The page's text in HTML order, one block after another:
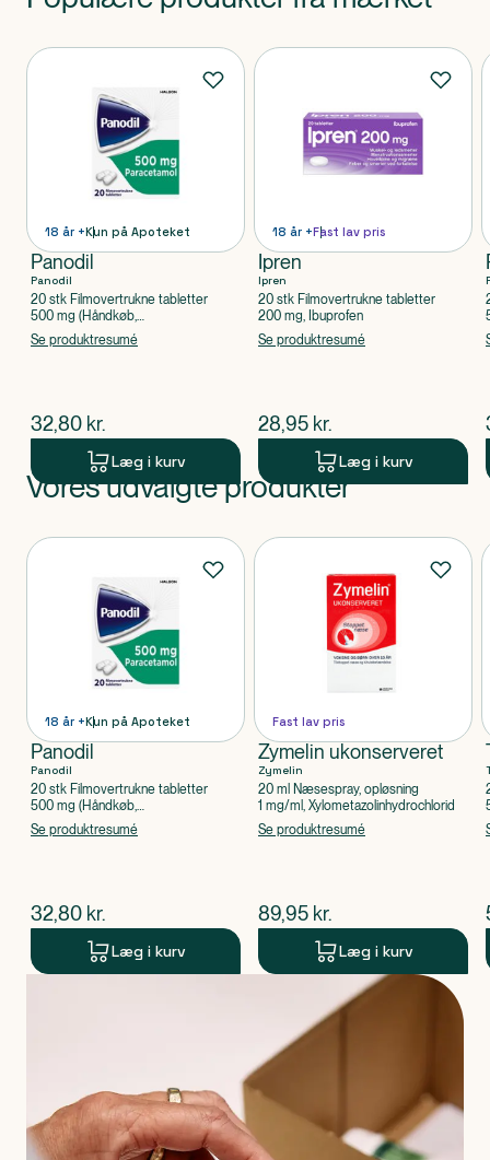
Produkter
18 år +Kun på Apoteket
Panodil
Panodil
20 stk Filmovertrukne tabletter
500 mg (Håndkøb,
apoteksforbeholdt), Paracetamol
Se produktresumé
$nuværende pris
32,80 kr.
Læg i kurv
18 år +Fast lav pris
Ipren
Ipren
20 stk Filmovertrukne tabletter
200 mg, Ibuprofen
Se produktresumé
$nuværende pris
28,95 kr.
Læg i kurv
Produkt 1 af 0
Vores udvalgte produkter
Produkter
18 år +Kun på Apoteket
Panodil
Panodil
20 stk Filmovertrukne tabletter
500 mg (Håndkøb,
apoteksforbeholdt), Paracetamol
Se produktresumé
$nuværende pris
32,80 kr.
Læg i kurv
Fast lav pris
Zymelin ukonserveret
Zymelin
20 ml Næsespray, opløsning
1 mg/ml, Xylometazolinhydrochlorid
Se produktresumé
$nuværende pris
89,95 kr.
Læg i kurv